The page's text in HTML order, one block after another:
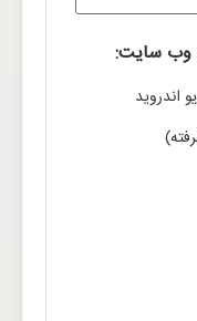
وب سایت:
اندروید